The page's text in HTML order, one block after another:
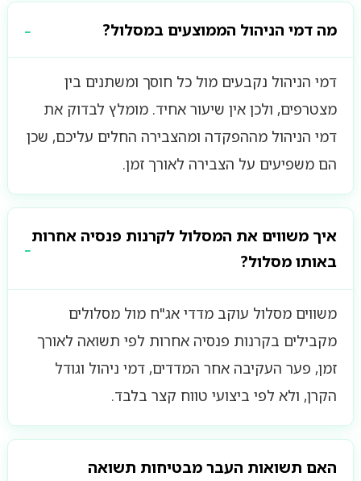
מה דמי הניהול הממוצעים במסלול?
דמי הניהול נקבעים מול כל חוסך ומשתנים בין
מצטרפים, ולכן אין שיעור אחיד. מומלץ לבדוק את
דמי הניהול מההפקדה ומהצבירה החלים עליכם, שכן
הם משפיעים על הצבירה לאורך זמן.
איך משווים את המסלול לקרנות פנסיה אחרות
באותו מסלול?
משווים מסלול עוקב מדדי אג"ח מול מסלולים
מקבילים בקרנות פנסיה אחרות לפי תשואה לאורך
זמן, פער העקיבה אחר המדדים, דמי ניהול וגודל
הקרן, ולא לפי ביצועי טווח קצר בלבד.
האם תשואות העבר מבטיחות תשואה